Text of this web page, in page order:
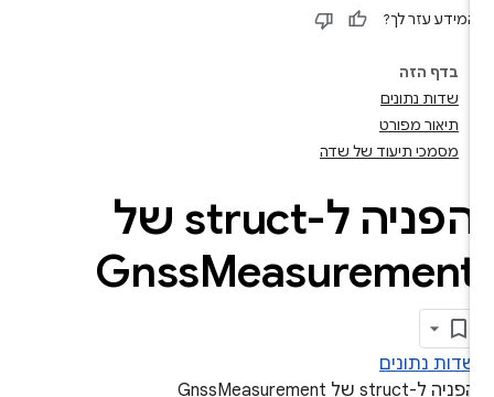
המידע עזר לך?
בדף הזה
שדות נתונים
תיאור מפורט
מסמכי תיעוד של שדה
הפניה ל-struct של
GnssMeasurement
שדות נתונים
הפניה ל-struct של GnssMeasurement